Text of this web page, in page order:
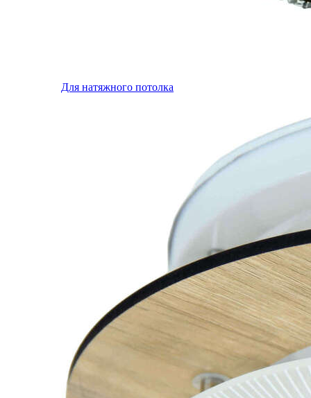
Для натяжного потолка